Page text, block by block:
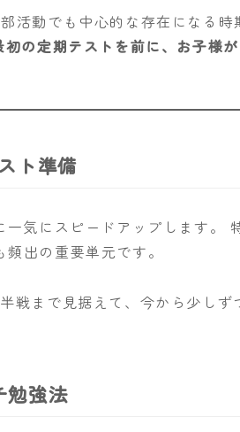
活動でも中心的な存在になる時
の定期テストを前に、お子様
ト準備
気にスピードアップします。
出の重要単元です。
戦まで見据えて、今から少しず
勉強法